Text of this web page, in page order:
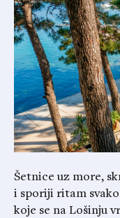
Šetnice uz more,
i sporiji ritam
koje se na Lošinju